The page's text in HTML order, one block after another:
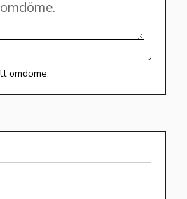
omdöme.